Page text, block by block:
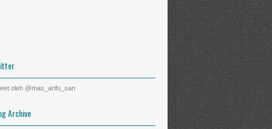
oleh @mas_arifu_san
Archive